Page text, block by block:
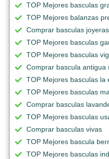
TOP Mejores basculas
TOP Mejores balanzas
Comprar basculas joyeras
TOP Mejores basculas
TOP Mejores basculas
Comprar bascula antigua
TOP Mejores basculas la
TOP Mejores basculas
Comprar basculas
TOP Mejores basculas
Comprar basculas vivas
TOP Mejores bascula
TOP Mejores basculas